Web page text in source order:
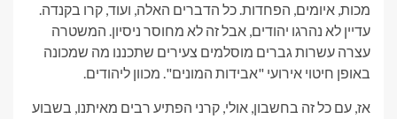
מכות, איומים, הפחדות. כל הדברים האלה, ועוד, קרו בקנדה.
עדיין לא נהרגו יהודים, אבל זה לא מחוסר ניסיון. המשטרה
עצרה עשרות גברים מוסלמים צעירים שתכננו מה שמכונה
באופן חיטוי אירועי "אבידות המונים". מכוון ליהודים.
אז, עם כל זה בחשבון, אולי, קרני הפתיע רבים מאיתנו, בשבוע